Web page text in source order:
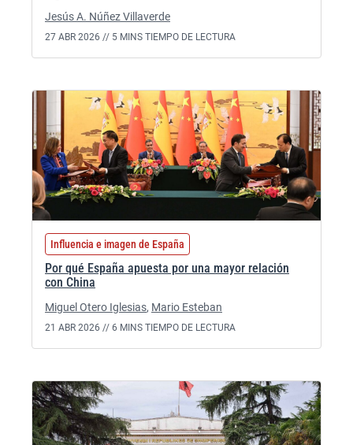
Jesús A. Núñez Villaverde
27 ABR 2026 // 5 MINS TIEMPO DE LECTURA
Influencia e imagen de España
Por qué España apuesta por una mayor relación
con China
Miguel Otero Iglesias, Mario Esteban
21 ABR 2026 // 6 MINS TIEMPO DE LECTURA